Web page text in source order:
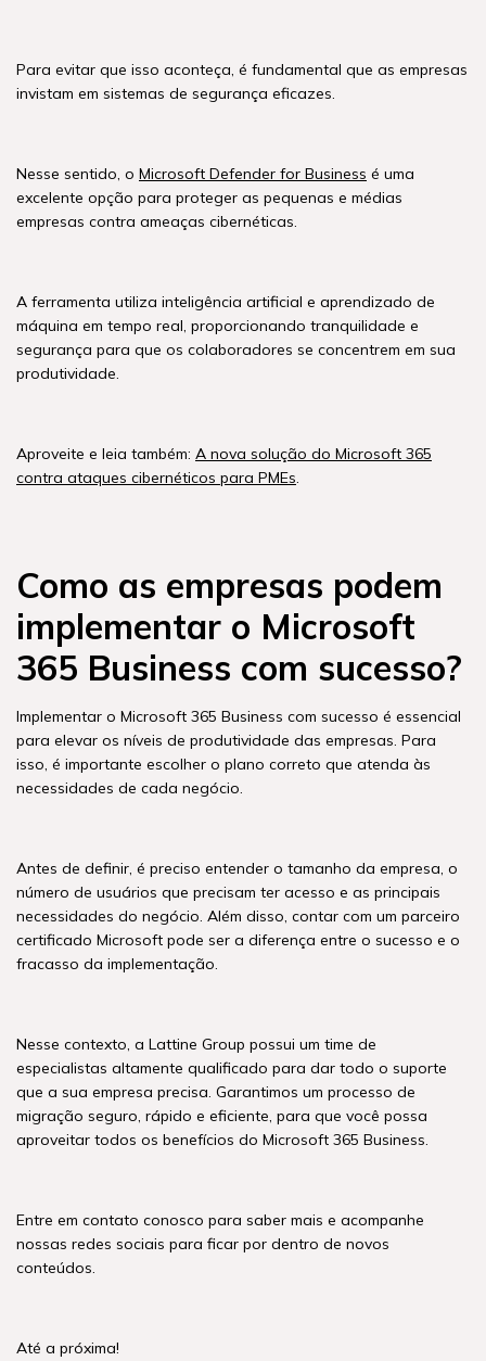
Para evitar que isso aconteça, é fundamental que as empresas
invistam em sistemas de segurança eficazes.
Nesse sentido, o Microsoft Defender for Business é uma
excelente opção para proteger as pequenas e médias
empresas contra ameaças cibernéticas.
A ferramenta utiliza inteligência artificial e aprendizado de
máquina em tempo real, proporcionando tranquilidade e
segurança para que os colaboradores se concentrem em sua
produtividade.
Aproveite e leia também: A nova solução do Microsoft 365
contra ataques cibernéticos para PMEs.
Como as empresas podem
implementar o Microsoft
365 Business com sucesso?
Implementar o Microsoft 365 Business com sucesso é essencial
para elevar os níveis de produtividade das empresas. Para
isso, é importante escolher o plano correto que atenda às
necessidades de cada negócio.
Antes de definir, é preciso entender o tamanho da empresa, o
número de usuários que precisam ter acesso e as principais
necessidades do negócio. Além disso, contar com um parceiro
certificado Microsoft pode ser a diferença entre o sucesso e o
fracasso da implementação.
Nesse contexto, a Lattine Group possui um time de
especialistas altamente qualificado para dar todo o suporte
que a sua empresa precisa. Garantimos um processo de
migração seguro, rápido e eficiente, para que você possa
aproveitar todos os benefícios do Microsoft 365 Business.
Entre em contato conosco para saber mais e acompanhe
nossas redes sociais para ficar por dentro de novos
conteúdos.
Até a próxima!